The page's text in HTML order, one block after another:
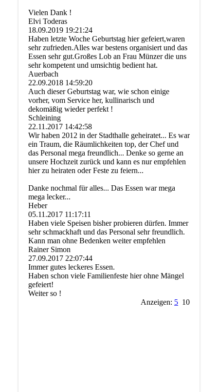
Vielen Dank !
Elvi Toderas
18.09.2019 19:21:24
Haben letzte Woche Geburtstag hier gefeiert,waren
sehr zufrieden.Alles war bestens organisiert und das
Essen sehr gut.Großes Lob an Frau Münzer die uns
sehr kompetent und umsichtig bedient hat.
Auerbach
22.09.2018 14:59:20
Auch dieser Geburtstag war, wie schon einige
vorher, vom Service her, kullinarisch und
dekomäßig wieder perfekt !
Schleining
22.11.2017 14:42:58
Wir haben 2012 in der Stadthalle geheiratet... Es war
ein Traum, die Räumlichkeiten top, der Chef und
das Personal mega freundlich... Denke so gerne an
unsere Hochzeit zurück und kann es nur empfehlen
hier zu heiraten oder Feste zu feiern...
Danke nochmal für alles... Das Essen war mega
mega lecker...
Heber
05.11.2017 11:17:11
Haben viele Speisen bisher probieren dürfen. Immer
sehr schmackhaft und das Personal sehr freundlich.
Kann man ohne Bedenken weiter empfehlen
Rainer Simon
27.09.2017 22:07:44
Immer gutes leckeres Essen.
Haben schon viele Familienfeste hier ohne Mängel
gefeiert!
Weiter so !
Anzeigen: 5 10